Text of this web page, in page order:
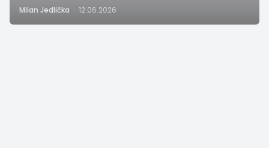
Milan Jedlička · 12.06.2026